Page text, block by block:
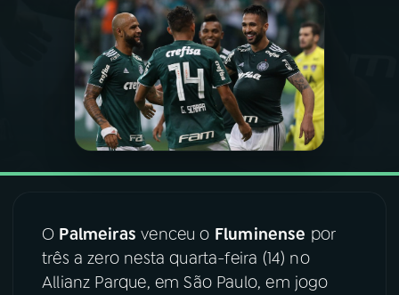
PROGRAMAS
PODCASTS
08FESTIVAL DE MÚSICA
O Palmeiras venceu o Fluminense por
três a zero nesta quarta-feira (14) no
Allianz Parque, em São Paulo, em jogo